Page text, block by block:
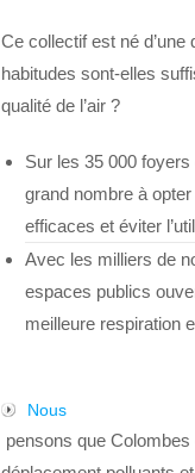
Ce collectif est né
habitudes sont-elles
qualité de l’air ?
Sur les 35 000
grand nombre à
efficaces et éviter
Avec les milliers de
espaces publics
meilleure respiration
Nous
pensons que